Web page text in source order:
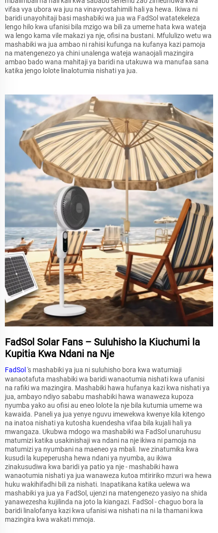
vifaa vya ubora wa juu na vinavyostahimili hali ya hewa. Ikiwa ni
baridi unayohitaji basi mashabiki wa jua wa FadSol watatekeleza
lengo hilo kwa ufanisi bila mzigo wa bili za umeme hata kwa wateja
wa lengo kama vile makazi ya nje, ofisi na bustani. Mfululizo wetu wa
mashabiki wa jua ambao ni rahisi kufunga na kufanya kazi pamoja
na matengenezo ya chini unalenga wateja wanaojali mazingira
ambao bado wana mahitaji ya baridi na utakuwa wa manufaa sana
katika jengo lolote linalotumia nishati ya jua.
FadSol Solar Fans – Suluhisho la Kiuchumi la
Kupitia Kwa Ndani na Nje
FadSol 's mashabiki ya jua ni suluhisho bora kwa watumiaji
wanaotafuta mashabiki wa baridi wanaotumia nishati kwa ufanisi
na rafiki wa mazingira. Mashabiki hawa hufanya kazi kwa nishati ya
jua, ambayo ndiyo sababu mashabiki hawa wanaweza kupoza
nyumba yako au ofisi au eneo lolote la nje bila kutumia umeme wa
kawaida. Paneli ya jua yenye nguvu imewekwa kwenye kila kitengo
na inatoa nishati ya kutosha kuendesha vifaa bila kujali hali ya
mwangaza. Ukubwa mdogo wa mashabiki wa FadSol unaruhusu
matumizi katika usakinishaji wa ndani na nje ikiwa ni pamoja na
matumizi ya nyumbani na maeneo ya mbali. Iwe zinatumika kwa
kusudi la kupeperusha hewa ndani ya nyumba, au ikiwa
zinakusudiwa kwa baridi ya patio ya nje - mashabiki hawa
wanaotumia nishati ya jua wanaweza kutoa mtiririko mzuri wa hewa
huku wakihifadhi bili za nishati. Inapatikana katika uelewa wa
mashabiki ya jua ya FadSol, ujenzi na matengenezo yasiyo na shida
yanawezesha kujilinda na joto la kiangazi. FadSol - chaguo bora la
baridi linalofanya kazi kwa ufanisi wa nishati na ni la thamani kwa
mazingira kwa wakati mmoja.